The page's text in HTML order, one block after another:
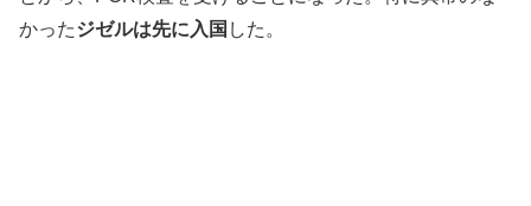
かったジゼルは先に入国 した。